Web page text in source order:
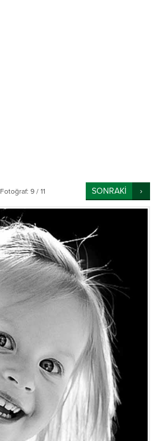
Fotoğraf: 9 / 11 SONRAKİ